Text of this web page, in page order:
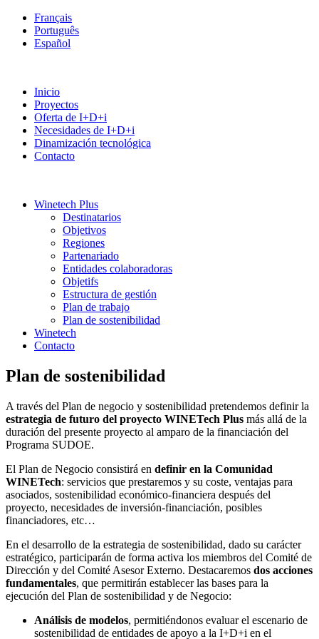
Français
Português
Español
Inicio
Proyectos
Oferta de I+D+i
Necesidades de I+D+i
Dinamización tecnológica
Contacto
Winetech Plus
Destinatarios
Objetivos
Regiones
Partenariado
Entidades colaboradoras
Objetifs
Estructura de gestión
Plan de trabajo
Plan de sostenibilidad
Winetech
Contacto
Plan de sostenibilidad
A través del Plan de negocio y sostenibilidad pretendemos definir la
estrategia de futuro del proyecto WINETech Plus más allá de la
duración del presente proyecto al amparo de la financiación del
Programa SUDOE.
El Plan de Negocio consistirá en definir en la Comunidad
WINETech: servicios que prestaremos y su coste, ventajas para
asociados, sostenibilidad económico-financiera después del
proyecto, necesidades de inversión-financiación, posibles
financiadores, etc…
En el desarrollo de la estrategia de sostenibilidad, dado su carácter
estratégico, participarán de forma activa los miembros del Comité de
Dirección y del Comité Asesor Externo. Destacaremos dos acciones
fundamentales, que permitirán establecer las bases para la
ejecución del Plan de sostenibilidad y de Negocio:
Análisis de modelos, permitiéndonos evaluar el escenario de
sostenibilidad de entidades de apoyo a la I+D+i en el